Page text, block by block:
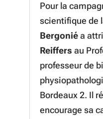
Pour la
scientifique de
Bergoniéa
Reiffers au
professeur de
Bordeaux 2. Il
encourage sa